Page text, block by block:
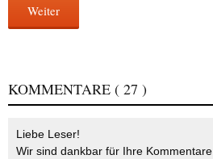
Weiter
KOMMENTARE ( 27 )
Liebe Leser!
Wir sind dankbar für Ihre